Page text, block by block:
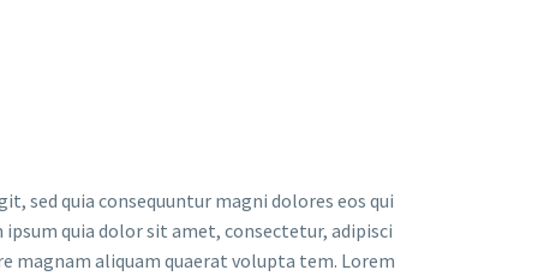
sed quia consequuntur magni dolores eos qui
quia dolor sit amet, consectetur, adipisci
magnam aliquam quaerat volupta tem. Lorem